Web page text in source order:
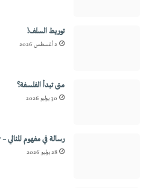
توريط السلف!
2 أغسطس 2026
متى تبدأ الفلسفة؟
30 يوليو 2026
رسالة في مفهوم المثالي – 1977 م
28 يوليو 2026